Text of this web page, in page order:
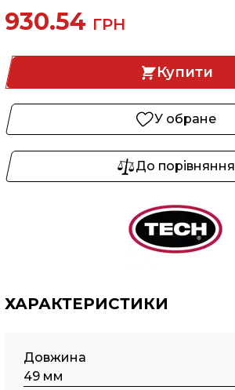
930.54 ГРН
Купити
У обране
До порівняння
ХАРАКТЕРИСТИКИ
Довжина
49 мм